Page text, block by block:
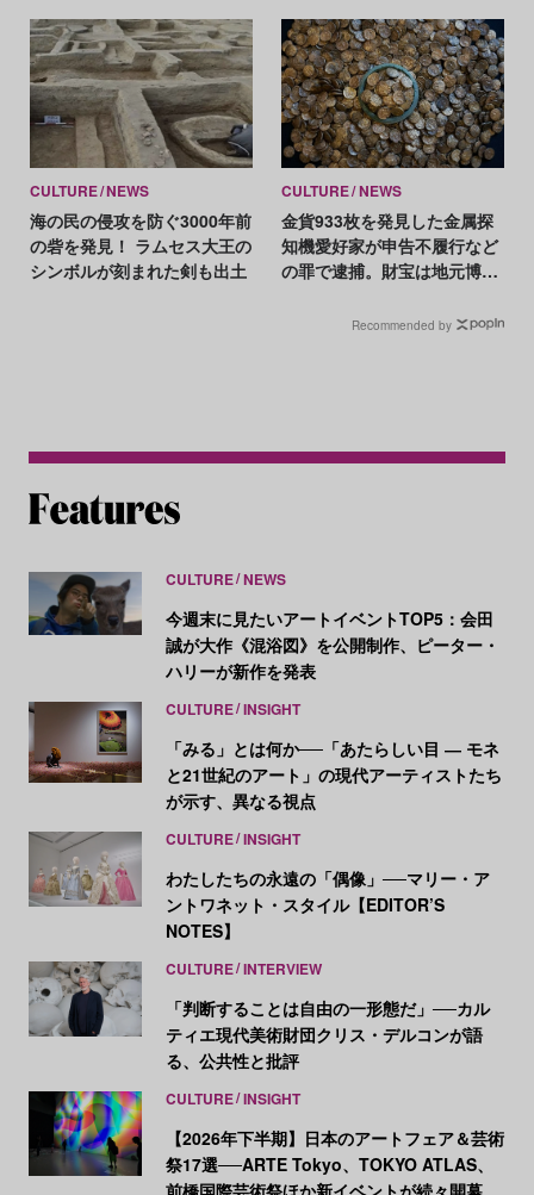
CULTURE NEWS
海の民の侵攻を防ぐ3000年前
の砦を発見！ ラムセス大王の
シンボルが刻まれた剣も出土
CULTURE NEWS
金貨933枚を発見した金属探
知機愛好家が申告不履行など
の罪で逮捕。財宝は地元博物
Recommended by
CULTURE NEWS
今週末に見たいアートイベントTOP5：会田
誠が大作《混浴図》を公開制作、ピーター・
ハリーが新作を発表
CULTURE INSIGHT
「みる」とは何か──「あたらしい目 ― モネ
と21世紀のアート」の現代アーティストたち
が示す、異なる視点
CULTURE INSIGHT
わたしたちの永遠の「偶像」──マリー・ア
ントワネット・スタイル【EDITOR’S
NOTES】
CULTURE INTERVIEW
「判断することは自由の一形態だ」──カル
ティエ現代美術財団クリス・デルコンが語
る、公共性と批評
CULTURE INSIGHT
【2026年下半期】日本のアートフェア＆芸術
祭17選──ARTE Tokyo、TOKYO ATLAS、
前橋国際芸術祭ほか新イベントが続々開幕